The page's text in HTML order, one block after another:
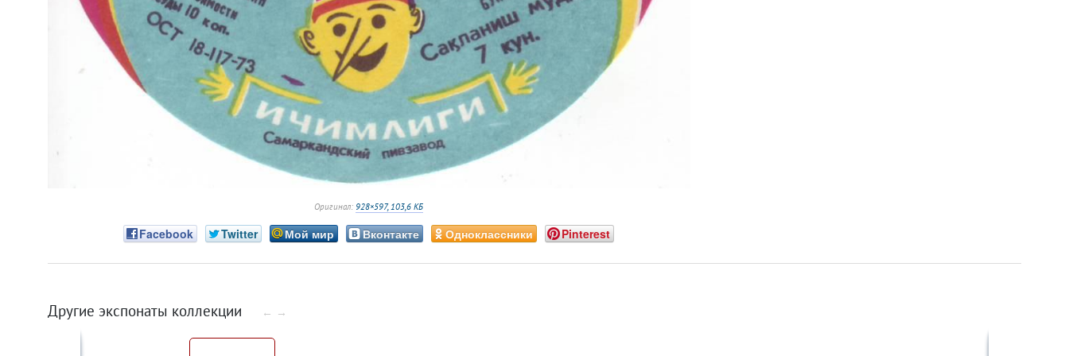
Оригинал: 928×597, 103,6 КБ
Facebook Twitter Мой мир Вконтакте Одноклассники Pinterest
Другие экспонаты коллекции ← →